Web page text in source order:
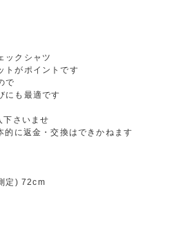
ックシャツ
トがポイントです
で
にも最適です
さいませ
に返金・交換はできかねます
定) 72cm